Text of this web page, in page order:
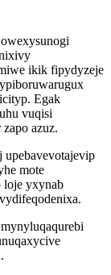
ikik fipydyzeje
Egak
vuqisi
azuz.
mote
loje yxynab